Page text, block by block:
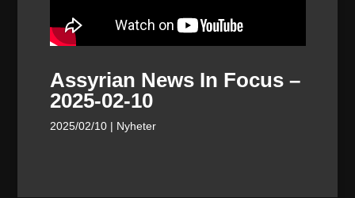
Assyrian News In Focus –
2025-02-10
2025/02/10| Nyheter